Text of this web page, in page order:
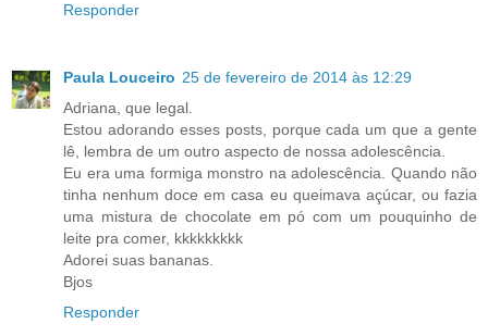
Responder
Paula Louceiro 25 de fevereiro de 2014 às 12:29
Adriana, que legal.
Estou adorando esses posts, porque cada um que a gente
lê, lembra de um outro aspecto de nossa adolescência.
Eu era uma formiga monstro na adolescência. Quando não
tinha nenhum doce em casa eu queimava açúcar, ou fazia
uma mistura de chocolate em pó com um pouquinho de
leite pra comer, kkkkkkkkk
Adorei suas bananas.
Bjos
Responder